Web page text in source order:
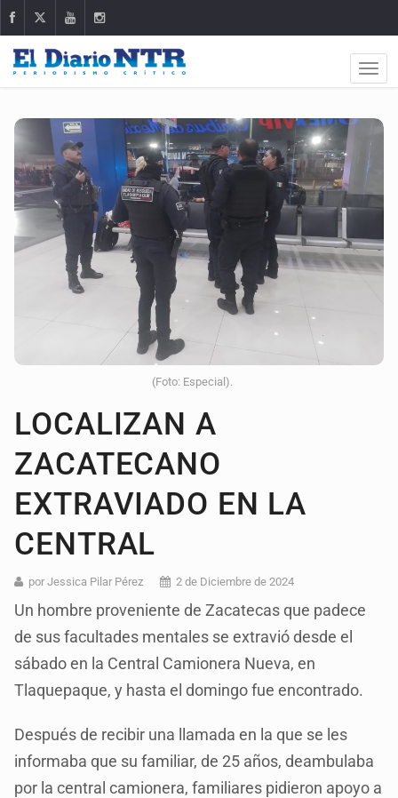
(Foto: Especial).
LOCALIZAN A
ZACATECANO
EXTRAVIADO EN LA
CENTRAL
por Jessica Pilar Pérez 2 de Diciembre de 2024
Un hombre proveniente de Zacatecas que padece
de sus facultades mentales se extravió desde el
sábado en la Central Camionera Nueva, en
Tlaquepaque, y hasta el domingo fue encontrado.
Después de recibir una llamada en la que se les
informaba que su familiar, de 25 años, deambulaba
por la central camionera, familiares pidieron apoyo a